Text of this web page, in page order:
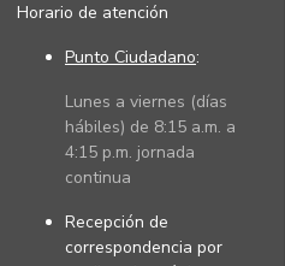
Horario de atención
Punto Ciudadano:
Lunes a viernes (días
hábiles) de 8:15 a.m. a
4:15 p.m. jornada
continua
Recepción de
correspondencia por